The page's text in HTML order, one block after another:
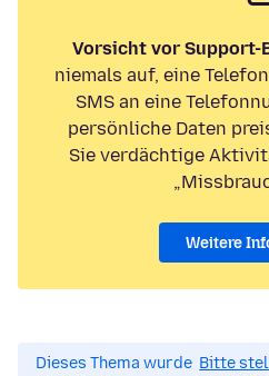
Vorsicht vor Support-
niemals auf, eine
SMS an eine
persönliche Daten
Sie verdächtige
Weitere
Dieses Thema wurde Bitte